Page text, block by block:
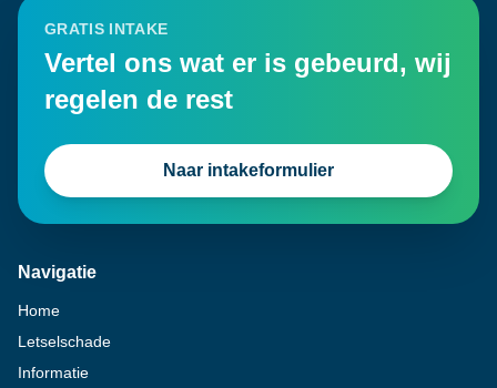
GRATIS INTAKE
Vertel ons wat er is gebeurd, wij
regelen de rest
Naar intakeformulier
Navigatie
Home
Letselschade
Informatie